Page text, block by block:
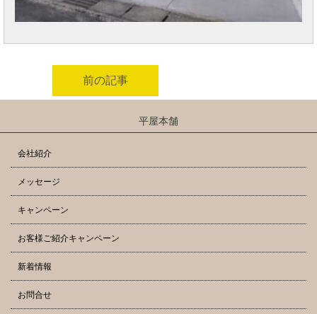
前の記事
平屋本舗
会社紹介
メッセージ
キャンペーン
お客様ご紹介キャンペーン
新着情報
お問合せ